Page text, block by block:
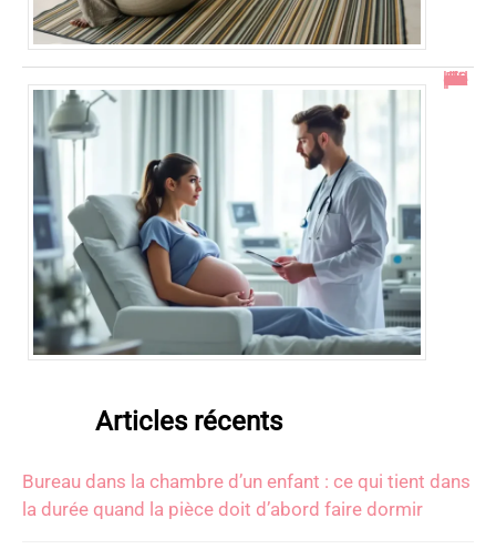
En combien de temps se résorbe un décollement placentaire ?
Articles récents
Bureau dans la chambre d’un enfant : ce qui tient dans
la durée quand la pièce doit d’abord faire dormir